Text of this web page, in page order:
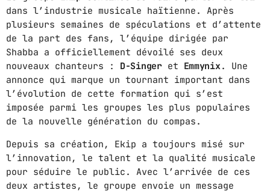
ABOUT US
MUSIC NEWS
SCHEDULE
TOP 10
STUDIO
PROMOTE
CONTACTS
dans l’industrie musicale haïtienne. Après
plusieurs semaines de spéculations et d’attente
de la part des fans, l’équipe dirigée par
Shabba a officiellement dévoilé ses deux
nouveaux chanteurs : D-Singeret Emmynix. Une
annonce qui marque un tournant important dans
l’évolution de cette formation qui s’est
imposée parmi les groupes les plus populaires
de la nouvelle génération du compas.
Depuis sa création, Ekip a toujours misé sur
l’innovation, le talent et la qualité musicale
pour séduire le public. Avec l’arrivée de ces
deux artistes, le groupe envoie un message